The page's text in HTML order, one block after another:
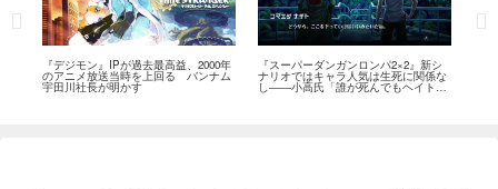
『デジモン』IPが過去最高益、2000年
のアニメ放送当時を上回る バンナム
宇田川社長が明かす
『スーパーダンガンロンパ2×2』新シ
ナリオではキャラ人気は生死に関係な
し――小高氏「誰が死んでもヘイトメ
ールは送らないで」